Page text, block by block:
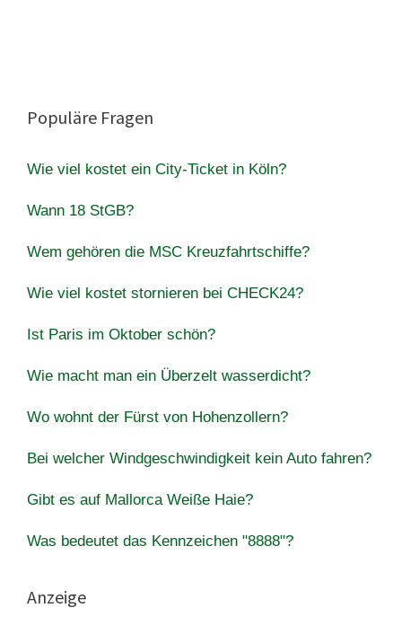
Populäre Fragen
Wie viel kostet ein City-Ticket in Köln?
Wann 18 StGB?
Wem gehören die MSC Kreuzfahrtschiffe?
Wie viel kostet stornieren bei CHECK24?
Ist Paris im Oktober schön?
Wie macht man ein Überzelt wasserdicht?
Wo wohnt der Fürst von Hohenzollern?
Bei welcher Windgeschwindigkeit kein Auto fahren?
Gibt es auf Mallorca Weiße Haie?
Was bedeutet das Kennzeichen "8888"?
Anzeige